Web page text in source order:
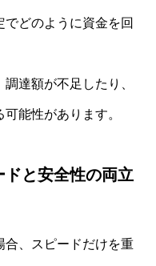
どのように資金を回
達額が不足したり、
能性があります。
と安全性の両立
合、スピードだけを重